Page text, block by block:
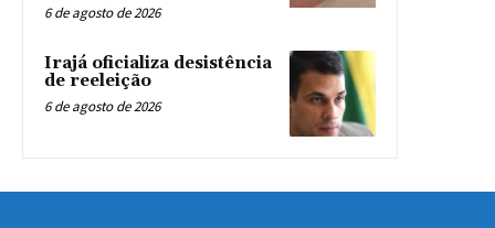
6 de agosto de 2026
Irajá oficializa desistência
de reeleição
6 de agosto de 2026